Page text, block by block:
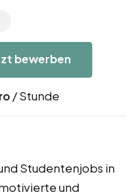
bewerben
/ Stunde
Studentenjobs in
und